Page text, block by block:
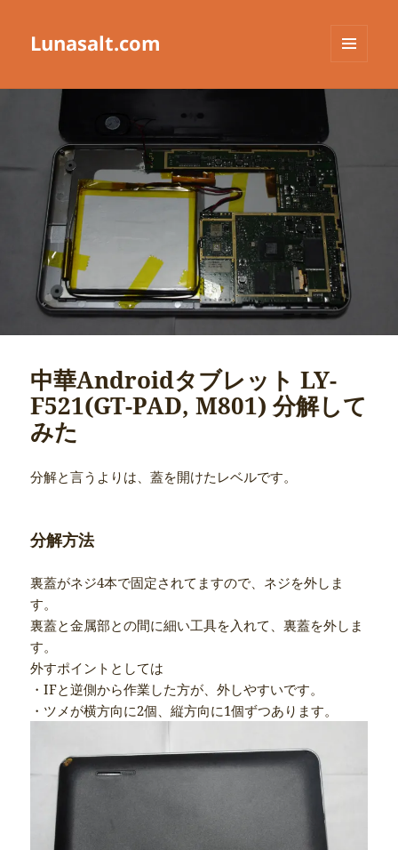
Lunasalt.com
ーとウ
中華Androidタブレット LY-
F521(GT-PAD, M801) 分解して
みた
分解と言うよりは、蓋を開けたレベルです。
分解方法
裏蓋がネジ4本で固定されてますので、ネジを外しま
す。
裏蓋と金属部との間に細い工具を入れて、裏蓋を外しま
す。
外すポイントとしては
・IFと逆側から作業した方が、外しやすいです。
・ツメが横方向に2個、縦方向に1個ずつあります。